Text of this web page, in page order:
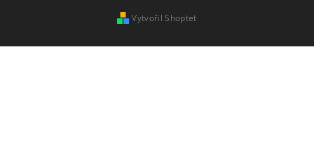
Vytvořil Shoptet